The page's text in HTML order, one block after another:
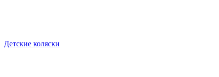
Детские коляски